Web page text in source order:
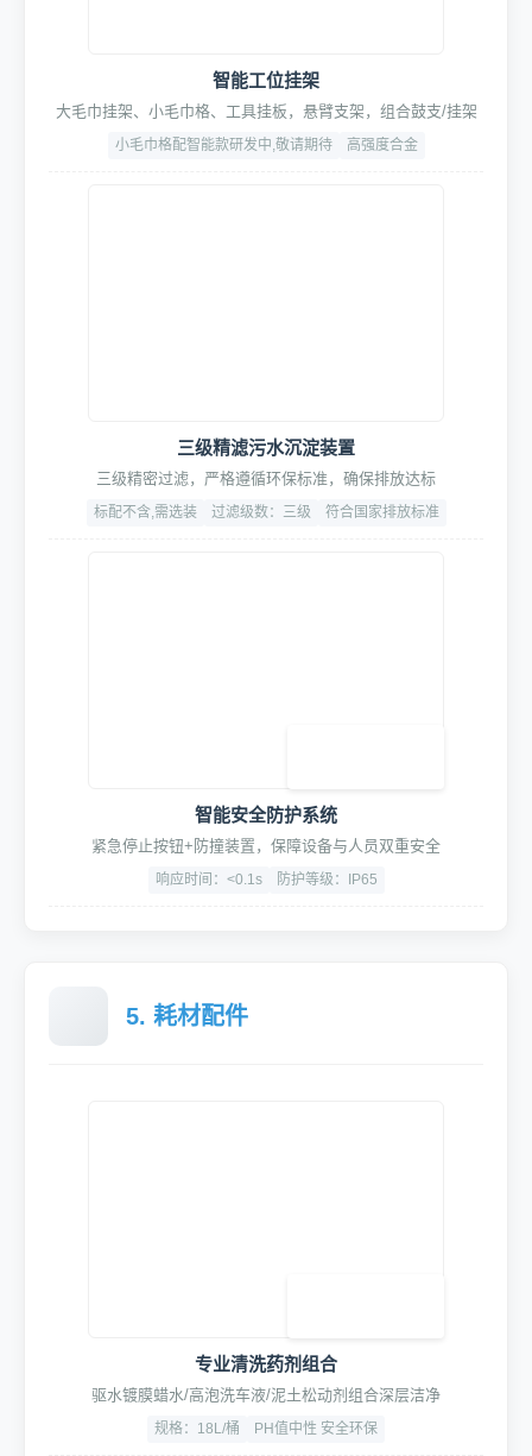
智能工位挂架
大毛巾挂架、小毛巾格、工具挂板，悬臂支架，组合鼓支/挂架
小毛巾格配智能款研发中,敬请期待 高强度合金
三级精滤污水沉淀装置
三级精密过滤，严格遵循环保标准，确保排放达标
标配不含,需选装 过滤级数：三级 符合国家排放标准
智能安全防护系统
紧急停止按钮+防撞装置，保障设备与人员双重安全
响应时间：<0.1s 防护等级：IP65
5. 耗材配件
专业清洗药剂组合
驱水镀膜蜡水/高泡洗车液/泥土松动剂组合深层洁净
规格：18L/桶 PH值中性 安全环保